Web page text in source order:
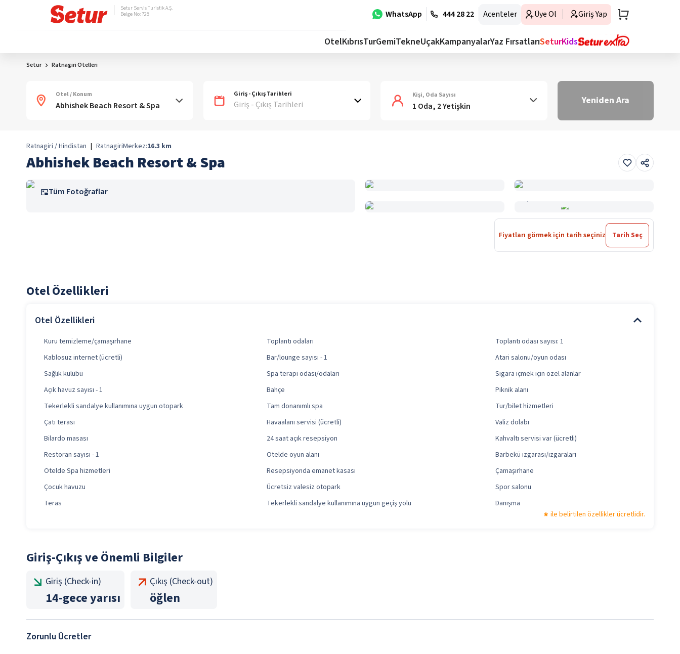
WhatsApp 444 28 22 Acenteler Üye Ol Giriş Yap
Setur Servis Turistik A.Ş.
Belge No: 728
OtelKıbrısTurGemiTekneUçakKampanyalarYaz FırsatlarıSeturKids
Setur Ratnagiri Otelleri
Otel / Konum Giriş - Çıkış Tarihleri
Giriş - Çıkış Tarihleri
Kişi, Oda Sayısı
1 Oda, 2 Yetişkin Yeniden Ara
Ratnagiri / Hindistan | RatnagiriMerkez:16.3 km
Abhishek Beach Resort & Spa
Tüm Fotoğraflar
Fiyatları görmek için tarih seçiniz Tarih Seç
Otel Özellikleri
Otel Özellikleri
Kuru temizleme/çamaşırhane Toplantı odaları
Toplantı odası sayısı: 1
Kablosuz internet (ücretli)
Bar/lounge sayısı - 1
Atari salonu/oyun odası
Sağlık kulübü
Spa terapi odası/odaları
Sigara içmek için özel alanlar
Açık havuz sayısı - 1
Bahçe
Piknik alanı
Tekerlekli sandalye kullanımına uygun otopark
Tam donanımlı spa
Tur/bilet hizmetleri
Çatı terası
Havaalanı servisi (ücretli)
Valiz dolabı
Bilardo masası
24 saat açık resepsiyon
Kahvaltı servisi var (ücretli)
Restoran sayısı - 1
Otelde oyun alanı
Barbekü ızgarası/ızgaraları
Otelde Spa hizmetleri
Resepsiyonda emanet kasası
Çamaşırhane
Çocuk havuzu
Ücretsiz valesiz otopark
Spor salonu
Teras
Tekerlekli sandalye kullanımına uygun geçiş yolu
Danışma
ile belirtilen özellikler ücretlidir.
Giriş-Çıkış ve Önemli Bilgiler
Giriş (Check-in)
14-gece yarısı
Çıkış (Check-out)
öğlen
Zorunlu Ücretler